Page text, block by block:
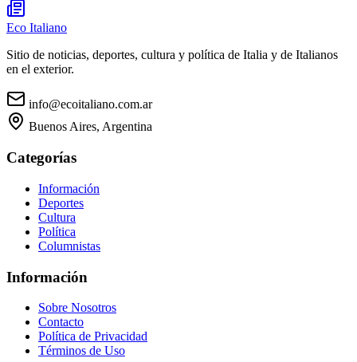
Eco Italiano
Sitio de noticias, deportes, cultura y política de Italia y de Italianos
en el exterior.
info@ecoitaliano.com.ar
Buenos Aires, Argentina
Categorías
Información
Deportes
Cultura
Política
Columnistas
Información
Sobre Nosotros
Contacto
Política de Privacidad
Términos de Uso